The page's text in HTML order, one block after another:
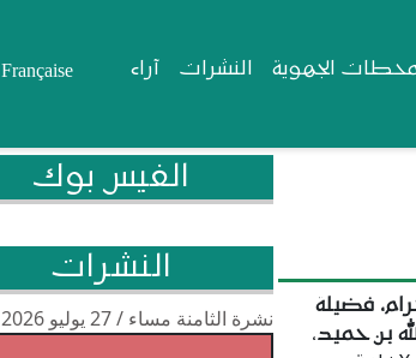
الجهوية النشرات آراء Française
فضيلة
بن حميد،
الفيس بوك
النشرات
نشرة الثامنة مساء / 27 يوليو 2026